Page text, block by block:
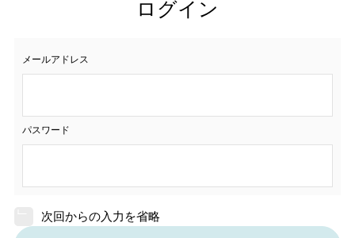
ログイン
メールアドレス
パスワード
次回からの入力を省略